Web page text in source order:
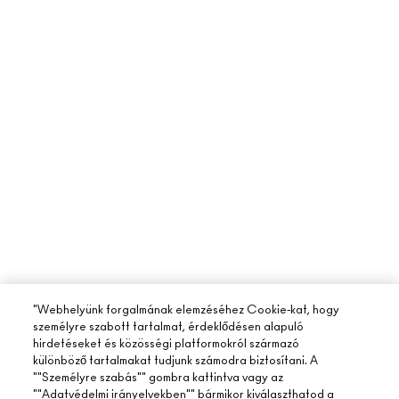
"Webhelyünk forgalmának elemzéséhez Cookie-kat, hogy
személyre szabott tartalmat, érdeklődésen alapuló
hirdetéseket és közösségi platformokról származó
különböző tartalmakat tudjunk számodra biztosítani. A
""Személyre szabás"" gombra kattintva vagy az
""Adatvédelmi irányelvekben"" bármikor kiválaszthatod a